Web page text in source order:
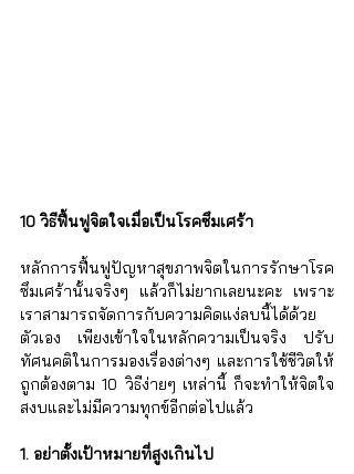
10 วิธีฟื้นฟูจิตใจเมื่อเป็นโรคซึมเศร้า
หลักการฟื้นฟูปัญหาสุขภาพจิตในการรักษาโรค
ซึมเศร้านั้นจริงๆ แล้วก็ไม่ยากเลยนะคะ เพราะ
เราสามารถจัดการกับความคิดแง่ลบนี้ได้ด้วย
ตัวเอง เพียงเข้าใจในหลักความเป็นจริง ปรับ
ทัศนคติในการมองเรื่องต่างๆ และการใช้ชีวิตให้
ถูกต้องตาม 10 วิธีง่ายๆ เหล่านี้ ก็จะทำให้จิตใจ
สงบและไม่มีความทุกข์อีกต่อไปแล้ว
1. อย่าตั้งเป้าหมายที่สูงเกินไป